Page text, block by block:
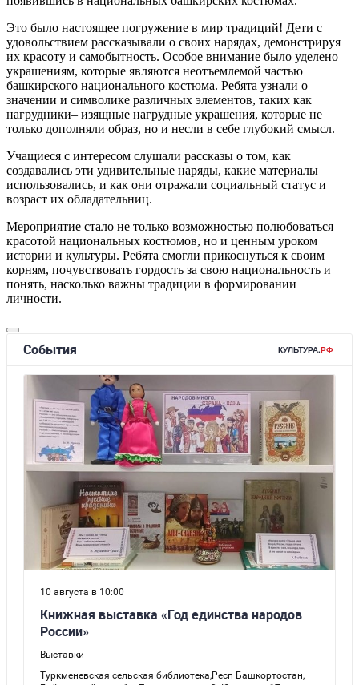
Это было настоящее погружение в мир традиций! Дети с
удовольствием рассказывали о своих нарядах, демонстрируя
их красоту и самобытность. Особое внимание было уделено
украшениям, которые являются неотъемлемой частью
башкирского национального костюма. Ребята узнали о
значении и символике различных элементов, таких как
нагрудники– изящные нагрудные украшения, которые не
только дополняли образ, но и несли в себе глубокий смысл.
Учащиеся с интересом слушали рассказы о том, как
создавались эти удивительные наряды, какие материалы
использовались, и как они отражали социальный статус и
возраст их обладательниц.
Мероприятие стало не только возможностью полюбоваться
красотой национальных костюмов, но и ценным уроком
истории и культуры. Ребята смогли прикоснуться к своим
корням, почувствовать гордость за свою национальность и
понять, насколько важны традиции в формировании
личности.